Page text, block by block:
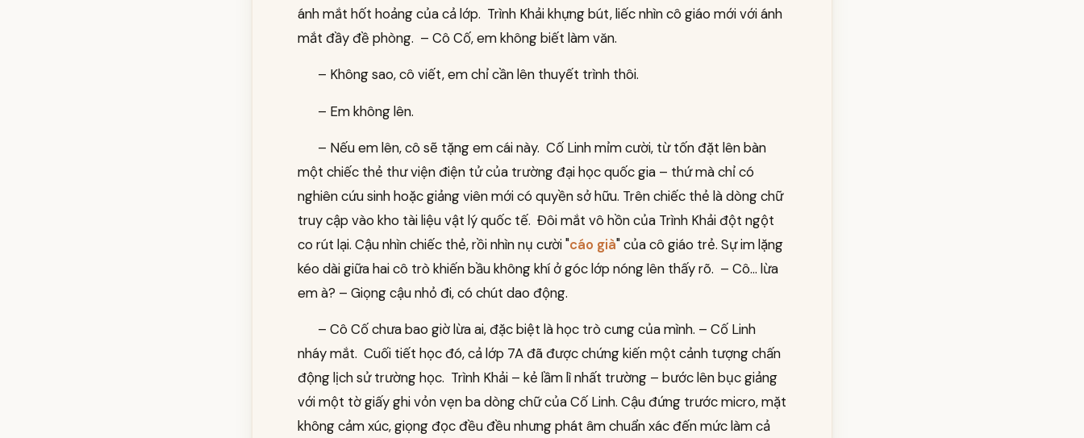
ánh mắt hốt hoảng của cả lớp. Trình Khải khựng bút, liếc nhìn cô giáo mới với ánh
mắt đầy đề phòng. – Cô Cố, em không biết làm văn.
– Không sao, cô viết, em chỉ cần lên thuyết trình thôi.
– Em không lên.
– Nếu em lên, cô sẽ tặng em cái này. Cố Linh mỉm cười, từ tốn đặt lên bàn
một chiếc thẻ thư viện điện tử của trường đại học quốc gia – thứ mà chỉ có
nghiên cứu sinh hoặc giảng viên mới có quyền sở hữu. Trên chiếc thẻ là dòng chữ
truy cập vào kho tài liệu vật lý quốc tế. Đôi mắt vô hồn của Trình Khải đột ngột
co rút lại. Cậu nhìn chiếc thẻ, rồi nhìn nụ cười "cáo già" của cô giáo trẻ. Sự im lặng
kéo dài giữa hai cô trò khiến bầu không khí ở góc lớp nóng lên thấy rõ. – Cô... lừa
em à? – Giọng cậu nhỏ đi, có chút dao động.
– Cô Cố chưa bao giờ lừa ai, đặc biệt là học trò cưng của mình. – Cố Linh
nháy mắt. Cuối tiết học đó, cả lớp 7A đã được chứng kiến một cảnh tượng chấn
động lịch sử trường học. Trình Khải – kẻ lầm lì nhất trường – bước lên bục giảng
với một tờ giấy ghi vỏn vẹn ba dòng chữ của Cố Linh. Cậu đứng trước micro, mặt
không cảm xúc, giọng đọc đều đều nhưng phát âm chuẩn xác đến mức làm cả